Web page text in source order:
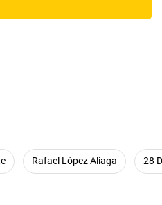
Rafael López Aliaga 28